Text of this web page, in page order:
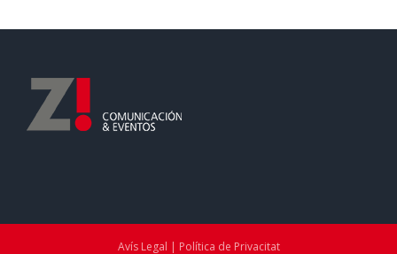
Avís Legal | Política de Privacitat